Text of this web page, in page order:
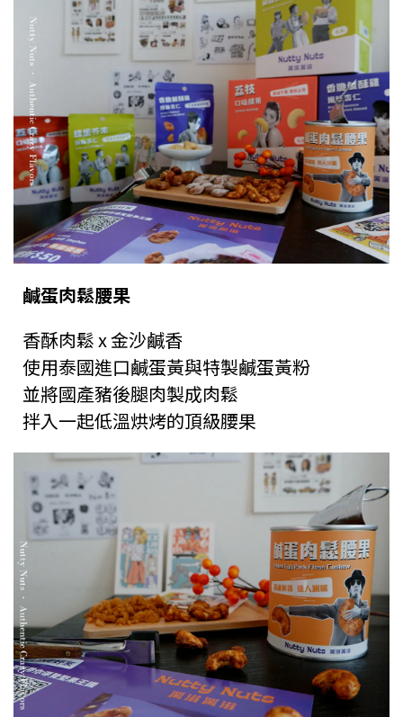
鹹蛋肉鬆腰果
香酥肉鬆 x 金沙鹹香
使用泰國進口鹹蛋黃與特製鹹蛋黃粉
並將國產豬後腿肉製成肉鬆
拌入一起低溫烘烤的頂級腰果